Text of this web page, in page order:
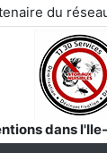
du
dans